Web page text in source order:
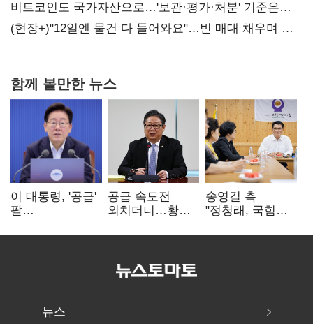
20억 키맞추기
비트코인도 국가자산으로…'보관·평가·처분' 기준은
숙제
(현장+)"12일엔 물건 다 들어와요"…빈 매대 채우며 문
함께 볼만한 뉴스
이 대통령, '공급'
팔
여 내부선
공급 속도전
외치더니…황희,
리모델링' 제안
송영길 측
"정청래, 국힘
민주당 대표로
뉴스